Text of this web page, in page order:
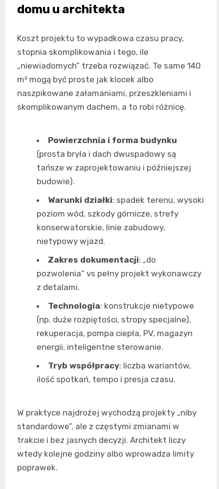
domu u architekta
Koszt projektu to wypadkowa czasu pracy,
stopnia skomplikowania i tego, ile
„niewiadomych” trzeba rozwiązać. Te same 140
m² mogą być proste jak klocek albo
naszpikowane załamaniami, przeszkleniami i
skomplikowanym dachem, a to robi różnicę.
Powierzchnia i forma budynku
(prosta bryła i dach dwuspadowy są
tańsze w zaprojektowaniu i późniejszej
budowie).
Warunki działki: spadek terenu, wysoki
poziom wód, szkody górnicze, strefy
konserwatorskie, linie zabudowy,
nietypowy wjazd.
Zakres dokumentacji: „do
pozwolenia” vs pełny projekt wykonawczy
z detalami.
Technologia: konstrukcje nietypowe
(np. duże rozpiętości, stropy specjalne),
rekuperacja, pompa ciepła, PV, magazyn
energii, inteligentne sterowanie.
Tryb współpracy: liczba wariantów,
ilość spotkań, tempo i presja czasu.
W praktyce najdrożej wychodzą projekty „niby
standardowe”, ale z częstymi zmianami w
trakcie i bez jasnych decyzji. Architekt liczy
wtedy kolejne godziny albo wprowadza limity
poprawek.